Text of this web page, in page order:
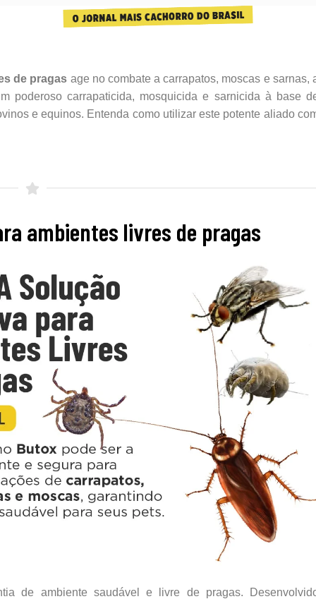
de pragas age no combate a carrapatos, moscas e sarnas,
poderoso carrapaticida, mosquicida e sarnicida à base
e equinos. Entenda como utilizar este potente aliado
ambientes livres de pragas
de ambiente saudável e livre de pragas.